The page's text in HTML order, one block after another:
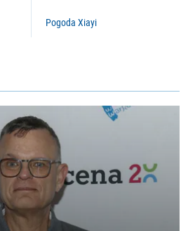
Pogoda Xiayi